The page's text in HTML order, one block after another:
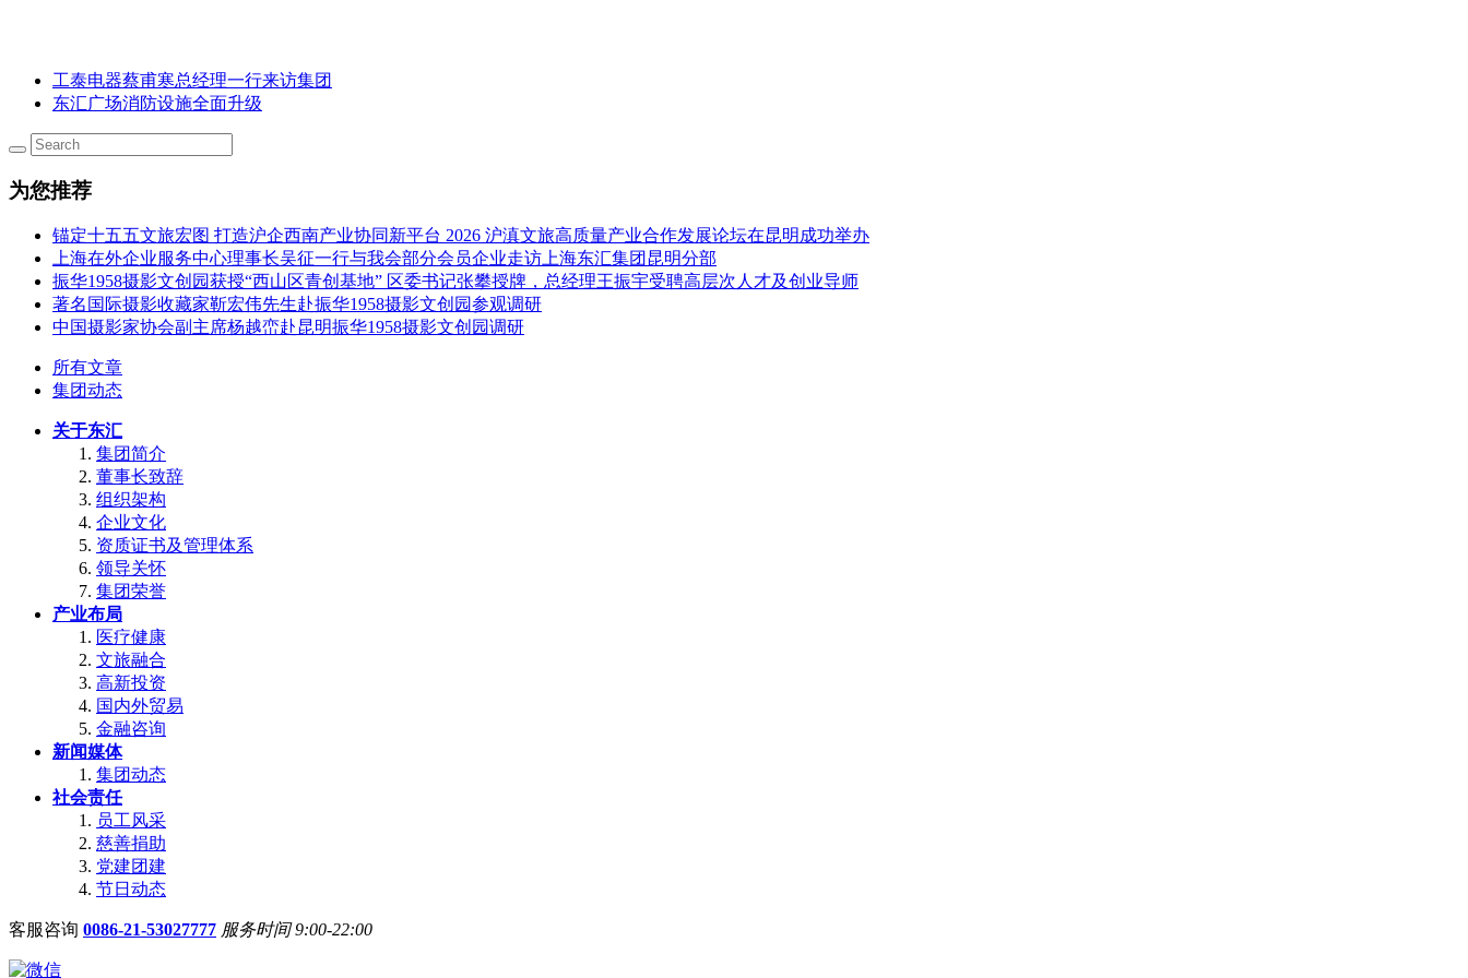
工泰电器蔡甫寒总经理一行来访集团
东汇广场消防设施全面升级
为您推荐
锚定十五五文旅宏图 打造沪企西南产业协同新平台 2026 沪滇文旅高质量产业合作发展论坛在昆明成功举办
上海在外企业服务中心理事长吴征一行与我会部分会员企业走访上海东汇集团昆明分部
振华1958摄影文创园获授“西山区青创基地” 区委书记张攀授牌，总经理王振宇受聘高层次人才及创业导师
著名国际摄影收藏家靳宏伟先生赴振华1958摄影文创园参观调研
中国摄影家协会副主席杨越峦赴昆明振华1958摄影文创园调研
所有文章
集团动态
关于东汇
集团简介
董事长致辞
组织架构
企业文化
资质证书及管理体系
领导关怀
集团荣誉
产业布局
医疗健康
文旅融合
高新投资
国内外贸易
金融咨询
新闻媒体
集团动态
社会责任
员工风采
慈善捐助
党建团建
节日动态
客服咨询 0086-21-53027777 服务时间 9:00-22:00